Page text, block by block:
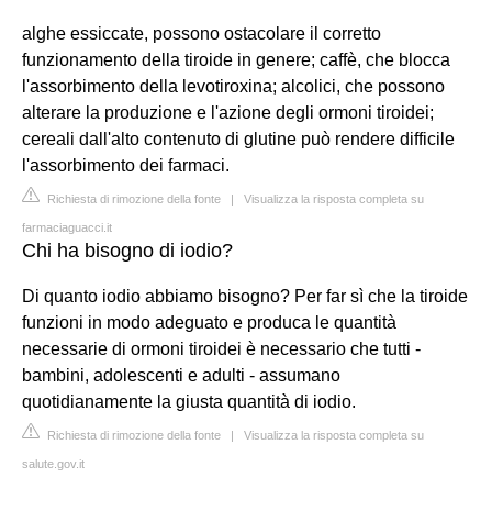
alghe essiccate, possono ostacolare il corretto
funzionamento della tiroide in genere; caffè, che blocca
l'assorbimento della levotiroxina; alcolici, che possono
alterare la produzione e l'azione degli ormoni tiroidei;
cereali dall'alto contenuto di glutine può rendere difficile
l'assorbimento dei farmaci.
Richiesta di rimozione della fonte | Visualizza la risposta completa su
farmaciaguacci.it
Chi ha bisogno di iodio?
Di quanto iodio abbiamo bisogno? Per far sì che la tiroide
funzioni in modo adeguato e produca le quantità
necessarie di ormoni tiroidei è necessario che tutti -
bambini, adolescenti e adulti - assumano
quotidianamente la giusta quantità di iodio.
Richiesta di rimozione della fonte | Visualizza la risposta completa su
salute.gov.it